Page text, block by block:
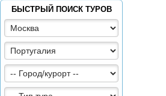
БЫСТРЫЙ ПОИСК ТУРОВ